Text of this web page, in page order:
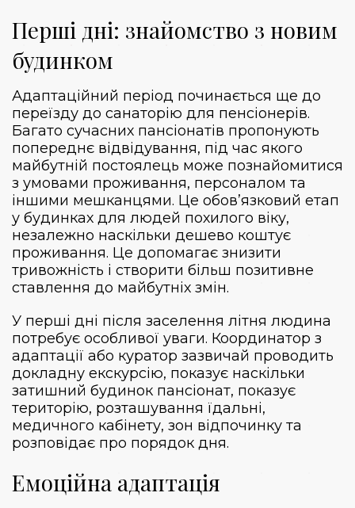
Перші дні: знайомство з новим
будинком
Адаптаційний період починається ще до
переїзду до санаторію для пенсіонерів.
Багато сучасних пансіонатів пропонують
попереднє відвідування, під час якого
майбутній постоялець може познайомитися
з умовами проживання, персоналом та
іншими мешканцями. Це обов’язковий етап
у будинках для людей похилого віку,
незалежно наскільки дешево коштує
проживання. Це допомагає знизити
тривожність і створити більш позитивне
ставлення до майбутніх змін.
У перші дні після заселення літня людина
потребує особливої ​​уваги. Координатор з
адаптації або куратор зазвичай проводить
докладну екскурсію, показує наскільки
затишний будинок пансіонат, показує
територію, розташування їдальні,
медичного кабінету, зон відпочинку та
розповідає про порядок дня.
Емоційна адаптація